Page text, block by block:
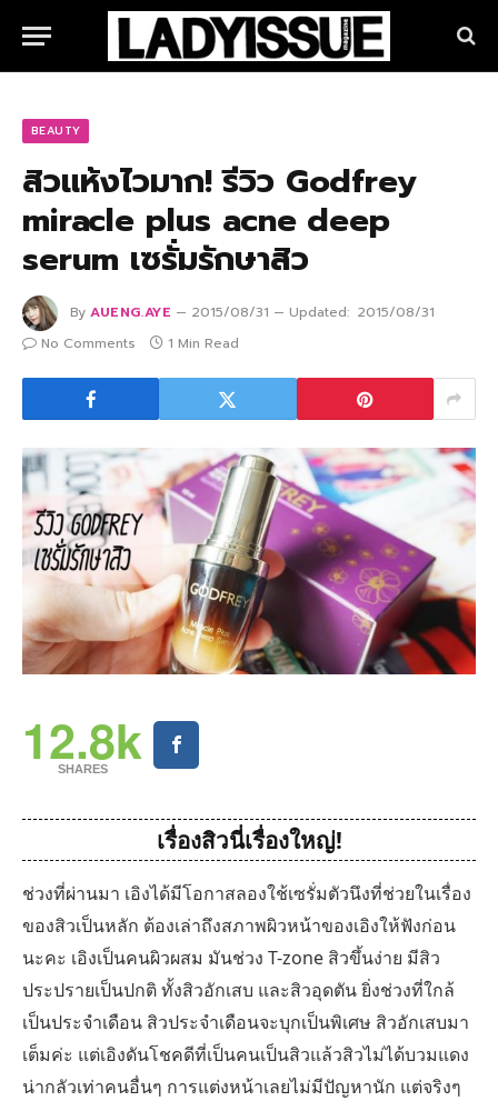
BEAUTY
สิวแห้งไวมาก! รีวิว Godfrey
miracle plus acne deep
serum เซรั่มรักษาสิว
By AUENG.AYE 2015/08/31 Updated: 2015/08/31
No Comments
1 Min Read
12.8k
SHARES
เรื่องสิวนี่เรื่องใหญ่!
ช่วงที่ผ่านมา เอิงได้มีโอกาสลองใช้เซรั่มตัวนึงที่ช่วยในเรื่อง
ของสิวเป็นหลัก ต้องเล่าถึงสภาพผิวหน้าของเอิงให้ฟังก่อน
นะคะ เอิงเป็นคนผิวผสม มันช่วง T-zone สิวขึ้นง่าย มีสิว
ประปรายเป็นปกติ ทั้งสิวอักเสบ และสิวอุดตัน ยิ่งช่วงที่ใกล้
เป็นประจำเดือน สิวประจำเดือนจะบุกเป็นพิเศษ สิวอักเสบมา
เต็มค่ะ แต่เอิงดันโชคดีที่เป็นคนเป็นสิวแล้วสิวไม่ได้บวมแดง
น่ากลัวเท่าคนอื่นๆ การแต่งหน้าเลยไม่มีปัญหานัก แต่จริงๆ